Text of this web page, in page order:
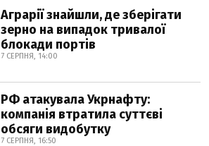
Аграрії знайшли, де зберігати
зерно на випадок тривалої
блокади портів
7 СЕРПНЯ, 14:00
РФ атакувала Укрнафту:
компанія втратила суттєві
обсяги видобутку
7 СЕРПНЯ, 16:50